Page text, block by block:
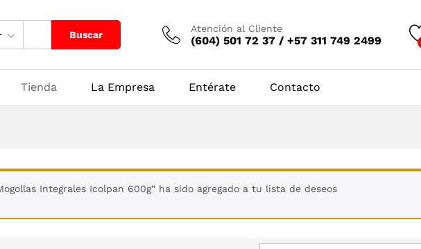
Buscar
Atención al Cliente
(604) 501 72 37 / +57 311 749 2499
Tienda La Empresa Entérate Contacto
Integrales Icolpan 600g” ha sido agregado a tu lista de deseos